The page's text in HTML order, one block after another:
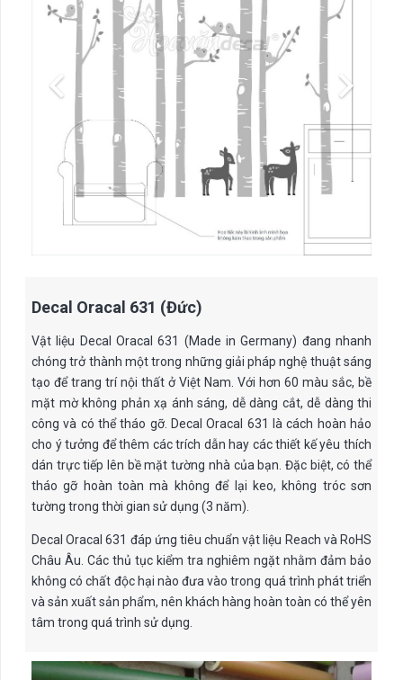
Decal Oracal 631 (Đức)
Vật liệu Decal Oracal 631 (Made in Germany) đang nhanh
chóng trở thành một trong những giải pháp nghệ thuật sáng
tạo để trang trí nội thất ở Việt Nam. Với hơn 60 màu sắc, bề
mặt mờ không phản xạ ánh sáng, dễ dàng cắt, dễ dàng thi
công và có thể tháo gỡ. Decal Oracal 631 là cách hoàn hảo
cho ý tưởng để thêm các trích dẫn hay các thiết kế yêu thích
dán trực tiếp lên bề mặt tường nhà của bạn. Đặc biệt, có thể
tháo gỡ hoàn toàn mà không để lại keo, không tróc sơn
tường trong thời gian sử dụng (3 năm).
Decal Oracal 631 đáp ứng tiêu chuẩn vật liệu Reach và RoHS
Châu Âu. Các thủ tục kiểm tra nghiêm ngặt nhằm đảm bảo
không có chất độc hại nào đưa vào trong quá trình phát triển
và sản xuất sản phẩm, nên khách hàng hoàn toàn có thể yên
tâm trong quá trình sử dụng.